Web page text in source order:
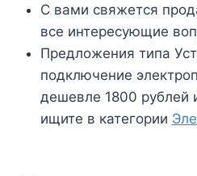
С вами свяжется
все интересующие
Предложения типа
подключение
дешевле 1800 рублей
ищите в категории